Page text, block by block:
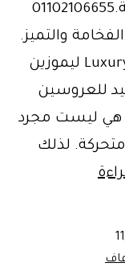
موديل 2025 هي الإجابة المطلقة.01102106655
والتميز.
لذلك نحن نقدمها ضمن خدمة Luxury ليموزين
للعروسين
هي ليست مجرد
لذلك